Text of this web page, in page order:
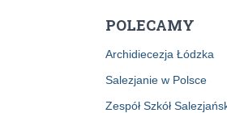
jPOLECAMY
Archidiecezja Łódzka
Salezjanie w Polsce
Zespół Szkół